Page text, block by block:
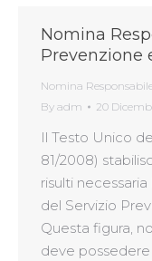
Nomina
Prevenzione
Nomina
By adm 20
Il Testo Unico
81/2008)
risulti
del Servizio
Questa figura,
deve